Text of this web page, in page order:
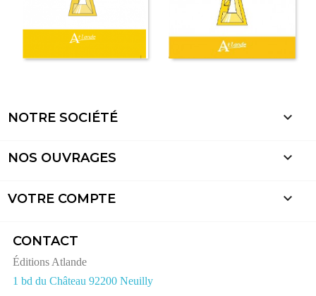
NOTRE SOCIÉTÉ 
NOS OUVRAGES 
VOTRE COMPTE 
CONTACT
Éditions Atlande
1 bd du Château 92200 Neuilly